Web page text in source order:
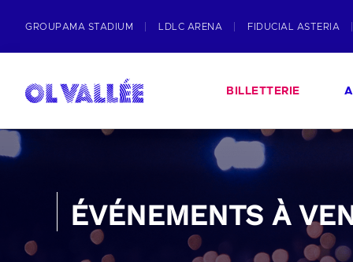
GROUPAMA STADIUM LDLC ARENA FIDUCIAL ASTERIA
BILLETTERIE
ÉVÉNEMENTS À